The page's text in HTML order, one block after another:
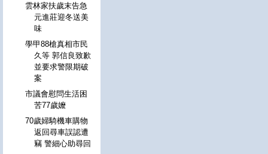
雲林家扶歲末告急
元進莊迎冬送美
味
學甲88槍真相市民
久等 郭信良致歉
並要求警限期破
案
市議會慰問生活困
苦77歲嬤
70歲婦騎機車購物
返回尋車誤認遭
竊 警細心助尋回